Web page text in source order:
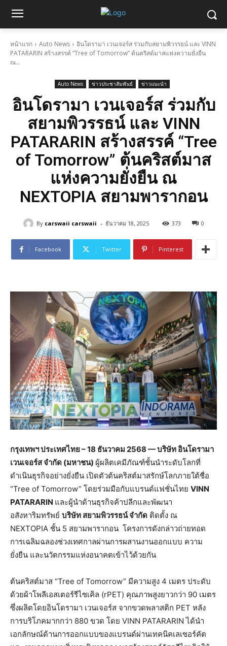
หน้าแรก Auto News
อินโดรามา เวนเจอร์ส ร่วมกับสยามพิวรรธน์ และ VINN
PATARARIN สร้างสรรค์ “Tree of Tomorrow” ต้นคริสต์มาสแห่งความยั่งยืน
ณ...
Auto News ข่าวประชาสัมพันธ์ ข่าวแนะนำ
อินโดรามา เวนเจอร์ส ร่วมกับ
สยามพิวรรธน์ และ VINN
PATARARIN สร้างสรรค์ “Tree
of Tomorrow” ต้นคริสต์มาส
แห่งความยั่งยืน ณ
NEXTOPIA สยามพารากอน
By carswaii carswaii - ธันวาคม 18, 2025 373 0
Facebook Twitter Pinterest
กรุงเทพฯประเทศไทย– 18 ธันวาคม 2568 —บริษัทอินโดรามา
เวนเจอร์สจำกัด (มหาชน) ผู้ผลิตเคมีภัณฑ์ชั้นนำระดับโลกที่
ดำเนินธุรกิจอย่างยั่งยืน เปิดตัวต้นคริสต์มาสรักษ์โลกภายใต้ชื่อ
“Tree of Tomorrow” โดยร่วมมือกับแบรนด์แฟชั่นไทย VINN
PATARARIN และผู้นำด้านธุรกิจค้าปลีกและพัฒนา
อสังหาริมทรัพย์ บริษัท สยามพิวรรธน์จำกัด ติดตั้ง ณ
NEXTOPIA ชั้น 5 สยามพารากอน โครงการดังกล่าวถ่ายทอด
การเฉลิมฉลองช่วงเทศกาลผ่านการผสานงานออกแบบ ความ
ยั่งยืน และนวัตกรรมแห่งอนาคตเข้าไว้ด้วยกัน
ต้นคริสต์มาส “Tree of Tomorrow” มีความสูง 4 เมตร ประดับ
ด้วยผ้าโพลีเอสเตอร์รีไซเคิล (rPET) คุณภาพสูงยาวกว่า 90 เมตร
ซึ่งผลิตโดยอินโดรามา เวนเจอร์ส จากขวดพลาสติก PET หลัง
การบริโภคมากกว่า 880 ขวด โดย VINN PATARARIN ได้นำ
เอกลักษณ์ด้านการออกแบบของแบรนด์ผ่านเทคนิคเลเซอร์คัต